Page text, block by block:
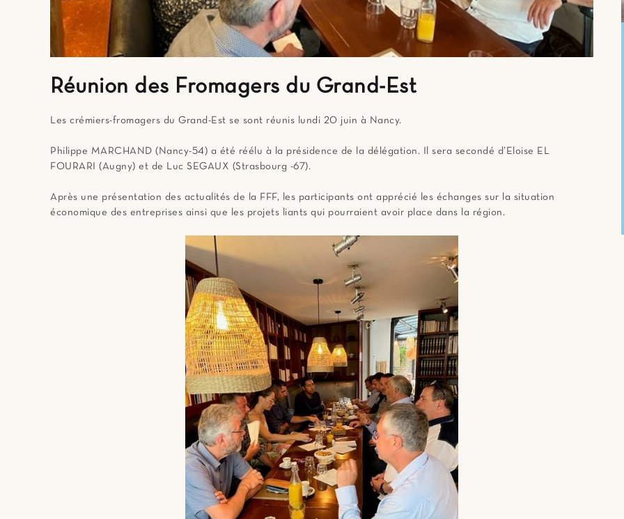
Réunion des Fromagers du Grand-Est
Les crémiers-fromagers du Grand-Est se sont réunis lundi 20 juin à Nancy.
Philippe MARCHAND (Nancy-54) a été réélu à la présidence de la délégation. Il sera secondé d’Eloise EL
FOURARI (Augny) et de Luc SEGAUX (Strasbourg -67).
Après une présentation des actualités de la FFF, les participants ont apprécié les échanges sur la situation
économique des entreprises ainsi que les projets liants qui pourraient avoir place dans la région.